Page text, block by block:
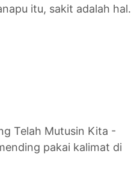
itu, sakit adalah hal.
Telah Mutusin Kita -
pakai kalimat di